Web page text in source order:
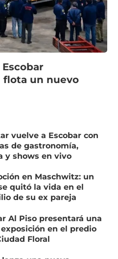
flota un nuevo
vuelve a Escobar con
de gastronomía,
y shows en vivo
en Maschwitz: un
quitó la vida en el
de su ex pareja
Al Piso presentará una
en el predio
Floral